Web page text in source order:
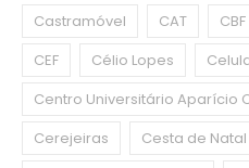
Castramóvel
CAT CBF
CEF
Célio Lopes
Centro Universitário Aparício
Cerejeiras
Cesta de Natal